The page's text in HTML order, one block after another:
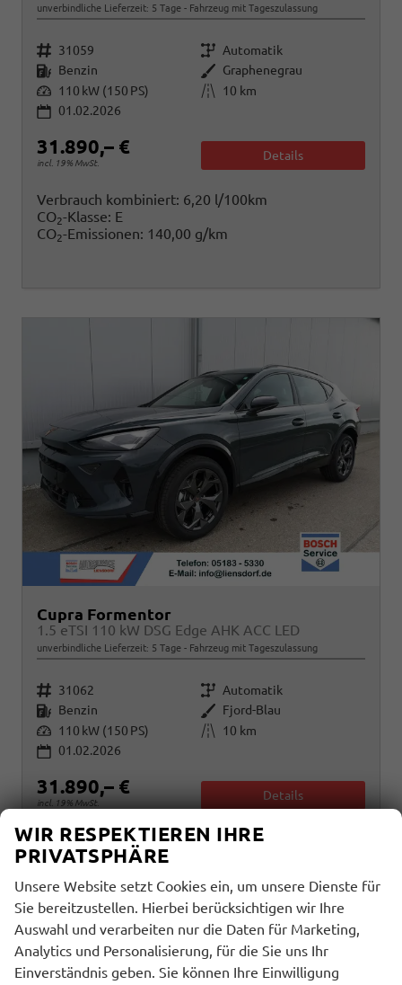
unverbindliche Lieferzeit: 5 Tage Fahrzeug mit Tageszulassung
Fahrzeugnr. 31059 Getriebe Automatik
Kraftstoff Benzin Außenfarbe Graphenegrau
Leistung 110 kW (150 PS) Kilometerstand
10 km
01.02.2026
31.890,– €
incl. 19% MwSt.
Details
Verbrauch kombiniert: 6,20 l/100km
CO2-Klasse: E
CO2-Emissionen: 140,00 g/km
Cupra Formentor
1.5 eTSI 110 kW DSG Edge AHK ACC LED
unverbindliche Lieferzeit: 5 Tage Fahrzeug mit Tageszulassung
Fahrzeugnr. 31062 Getriebe Automatik
Kraftstoff Benzin Außenfarbe Fjord-Blau
Leistung 110 kW (150 PS) Kilometerstand
10 km
01.02.2026
31.890,– €
incl. 19% MwSt.
Details
Verbrauch kombiniert:6,20 l/100km
CO2-Klasse: E
WIR RESPEKTIEREN IHRE
PRIVATSPHÄRE
Unsere Website setzt Cookies ein, um unsere Dienste für
Sie bereitzustellen. Hierbei berücksichtigen wir Ihre
Auswahl und verarbeiten nur die Daten für Marketing,
Analytics und Personalisierung, für die Sie uns Ihr
Einverständnis geben. Sie können Ihre Einwilligung